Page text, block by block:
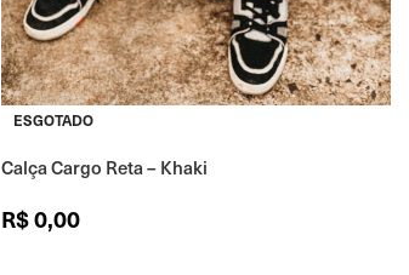
ESGOTADO
Calça Cargo Reta – Khaki
R$0,00